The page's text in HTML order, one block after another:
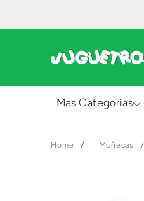
Mas Categorías
Muñecas